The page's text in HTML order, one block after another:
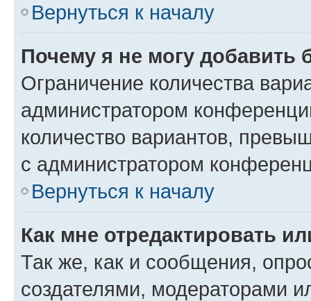
Вернуться к началу
Почему я не могу добавить
Ограничение количества
администратором
количество вариантов,
с администратором
Вернуться к началу
Как мне отредактировать
Так же, как и сообщения,
создателями, модераторами